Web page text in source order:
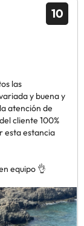
10
las
y buena y
atención de
cliente 100%
esta estancia
equipo 👌